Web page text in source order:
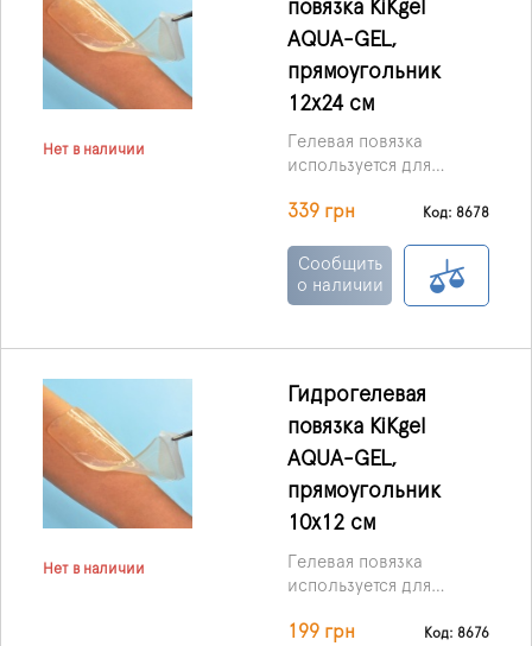
Нет в наличии
повязка KiKgеl
AQUA-GEL,
прямоугольник
12х24 см
Гелевая повязка
используется для
ожоговых ран,
которые плохо
заживают.
339 грн Код: 8678
Сообщить
о наличии
Нет в наличии
Гидрогелевая
повязка KiKgеl
AQUA-GEL,
прямоугольник
10х12 см
Гелевая повязка
используется для
ожоговых ран,
199 грн Код: 8676